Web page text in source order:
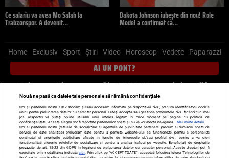
Ce salariu va avea Mo Salah la
Trabzonspor. A devenit…
Dakota Johnson iubește din nou! Role
Model a confirmat că…
Home Exclusiv Sport Știri Video Horoscop Vedete Paparazzi
AI UN PONT?
Scrie-ne pe Whatsapp, sună la 0741226226 sau trimite mail la
pont@cancan.ro
Știri interne Știri externe
Politică
Ultimele stiri
Diete Insula Iubirii Dictionar de vise
LIFE STYLE
Horoscop
Nouă ne pasă ca datele tale personale să rămână confidențiale
Noi și partenerii noștri 1017stocăm și/sau accesăm informații pe dispozitivul dvs., precum identificatorii cookie
unici pentru prelucrarea datelor cu caracter personal. Puteți accepta sau gestiona preferințele dvs. făcând clic mai
jos, respectiv vă puteți opune utilizării unui interes legitim în orice moment pe pagina cu politica de
confidențialitate. Aceste alegeri vor fi raportate partenerilor noștri și nu vă vor afecta navigarea.
Mai multe detalii
Noi si partenerii nostri (retelele de socializare si agentiile de publicitate partenere, precum si furnizorii nostri de
servicii de date analitice) prelucram date pentru a permite website-ului sa functioneze, pentru a personaliza
continutul si anunturile publicitare afisate in functie de interesele si/sau profilul dvs., pentru a va oferi
functionalitati aferente retelelor de socializare si pentru a analiza traficul pe website. Beneficiati de drepturile
prevazute de art. 15-22 din GDPR in legatura cu prelucrarea datelor cu caracter personal. Aceste drepturi pot fi
exercitate prin modalitatea indicataaici . Prin click pe “ACCEPT TOATE”, acceptati folosirea tuturor Tehnologiilor de